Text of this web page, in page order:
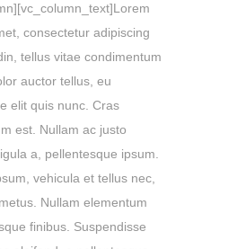
consectetur adipiscing
tellus vitae condimentum
auctor tellus, eu
elit quis nunc. Cras
est. Nullam ac justo
a, pellentesque ipsum.
vehicula et tellus nec,
Nullam elementum
finibus. Suspendisse